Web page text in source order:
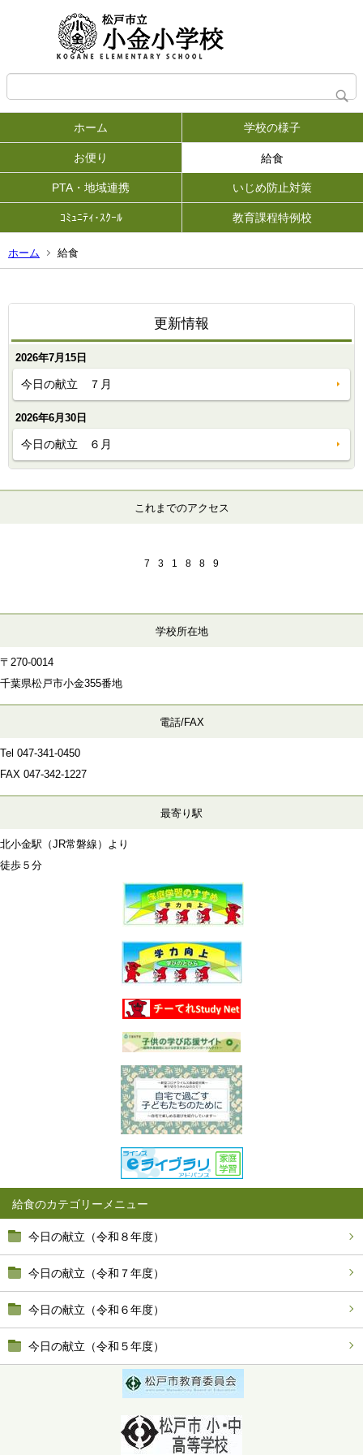
ホーム 学校の様子
お便り 給食
PTA・地域連携 いじめ防止対策
ｺﾐｭﾆﾃｨ･ｽｸｰﾙ 教育課程特例校
ホーム 給食
給食
今日の献立（令和８年度）
今日の献立（令和７年度）
今日の献立（令和６年度）
今日の献立（令和５年度）
更新情報
2026年7月15日
今日の献立 ７月
2026年6月30日
今日の献立 ６月
これまでのアクセス
7 3 1 8 8 9
学校所在地
〒270-0014
千葉県松戸市小金355番地
電話/FAX
Tel 047-341-0450
FAX 047-342-1227
最寄り駅
北小金駅（JR常磐線）より
徒歩５分